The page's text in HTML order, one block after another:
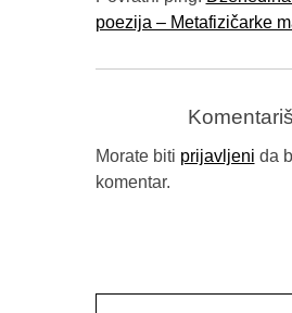
poezija – Metafizičarke
Morate biti prijavljeni da
komentar.